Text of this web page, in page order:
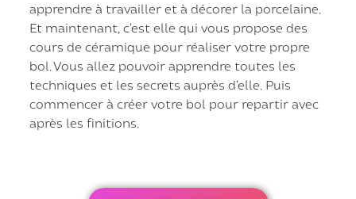
apprendre à travailler et à décorer la porcelaine.
Et maintenant, c’est elle qui vous propose des
cours de céramique pour réaliser votre propre
bol. Vous allez pouvoir apprendre toutes les
techniques et les secrets auprès d’elle. Puis
commencer à créer votre bol pour repartir avec
après les finitions.